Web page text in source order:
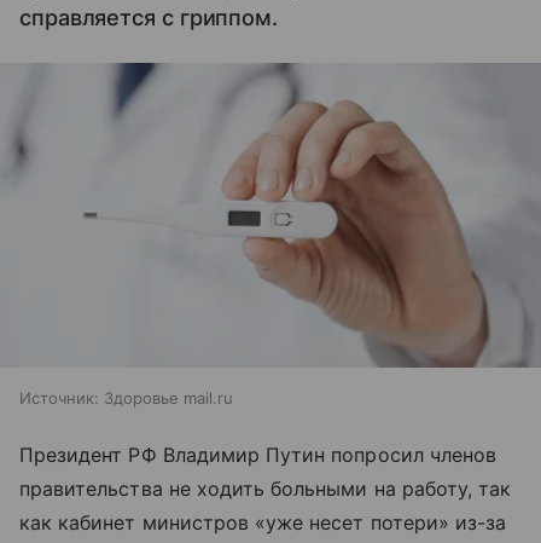
справляется с гриппом.
Источник: Здоровье mail.ru
Президент РФ Владимир Путин попросил членов
правительства не ходить больными на работу, так
как кабинет министров «уже несет потери» из-за